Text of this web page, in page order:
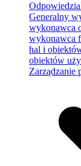
Generalny
wykonawca
wykonawca
hal i
obiektów
Zarządzanie